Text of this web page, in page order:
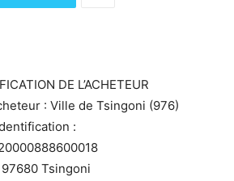
DE L’ACHETEUR
: Ville de Tsingoni (976)
:
Tsingoni